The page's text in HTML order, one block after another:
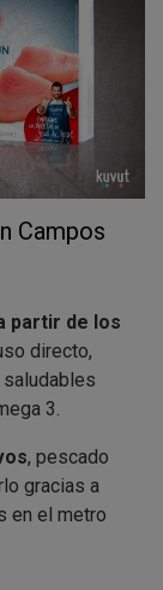
Campos
partir de los
directo,
3.
, pescado
gracias a
en el metro
en tu